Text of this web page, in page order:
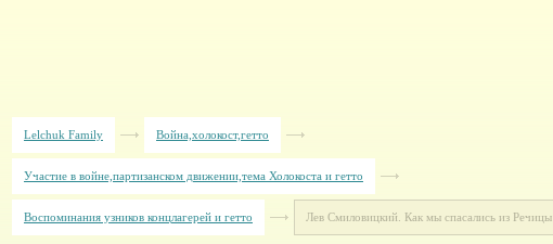
Lelchuk Family Война,холокост,гетто
Участие в войне,партизанском движении,тема Холокоста и гетто
Воспоминания узников концлагерей и гетто Лев Смиловицкий. Как мы спасались из Речицы